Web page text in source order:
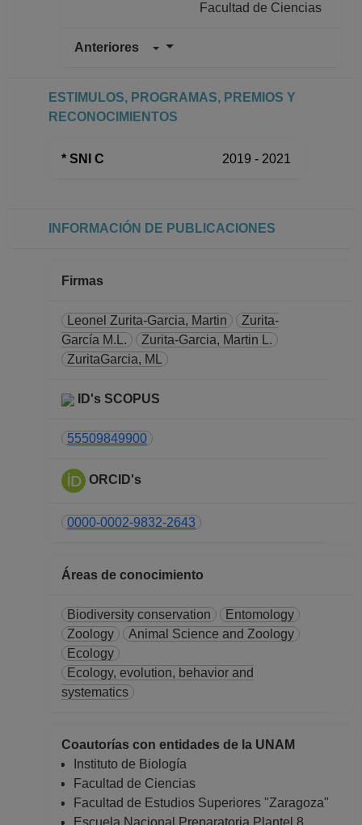
Facultad de Ciencias
Anteriores
Facultad de Ciencias
PROFESOR
Facultad de Ciencias
No Definitivo
Facultad de Ciencias
Facultad de Ciencias
hasta 15-08-2016
PROFESOR
No Definitivo
ESTIMULOS, PROGRAMAS, PREMIOS Y
RECONOCIMIENTOS
* SNI C 2019 - 2021
INFORMACIÓN DE PUBLICACIONES
Firmas
Leonel Zurita-Garcia, Martin
Zurita-
García M.L.
Zurita-Garcia, Martin L.
ZuritaGarcia, ML
ID's SCOPUS
55509849900
ORCID's
0000-0002-9832-2643
Áreas de conocimiento
Biodiversity conservation
Entomology
Zoology
Animal Science and Zoology
Ecology
Ecology, evolution, behavior and
systematics
Coautorías con entidades de la UNAM
Instituto de Biología
Facultad de Ciencias
Facultad de Estudios Superiores "Zaragoza"
Escuela Nacional Preparatoria Plantel 8